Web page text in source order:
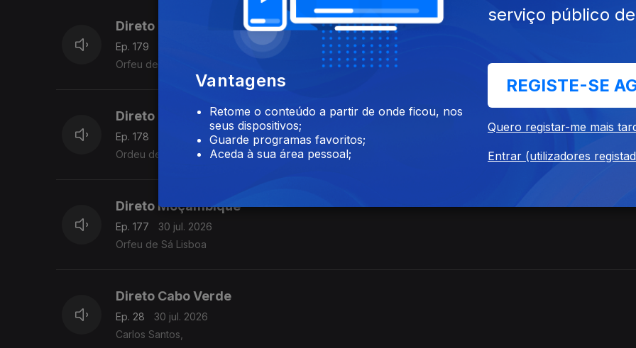
Direto Moçambique
Ep. 179
Orfeu de Sá Lisboa
Direto Moçambique
Ep. 178
31 jul. 2026
Ordeu de Sá Lisboa
Direto Moçambique
Ep. 177
30 jul. 2026
Orfeu de Sá Lisboa
Direto Cabo Verde
Ep. 28
30 jul. 2026
Carlos Santos,
Vantagens
Retome o conteúdo a partir de onde ficou, nos
seus dispositivos;
Guarde programas favoritos;
Aceda à sua área pessoal;
serviço público
REGISTE-SE
Quero registar-me mais
Entrar (utilizadores